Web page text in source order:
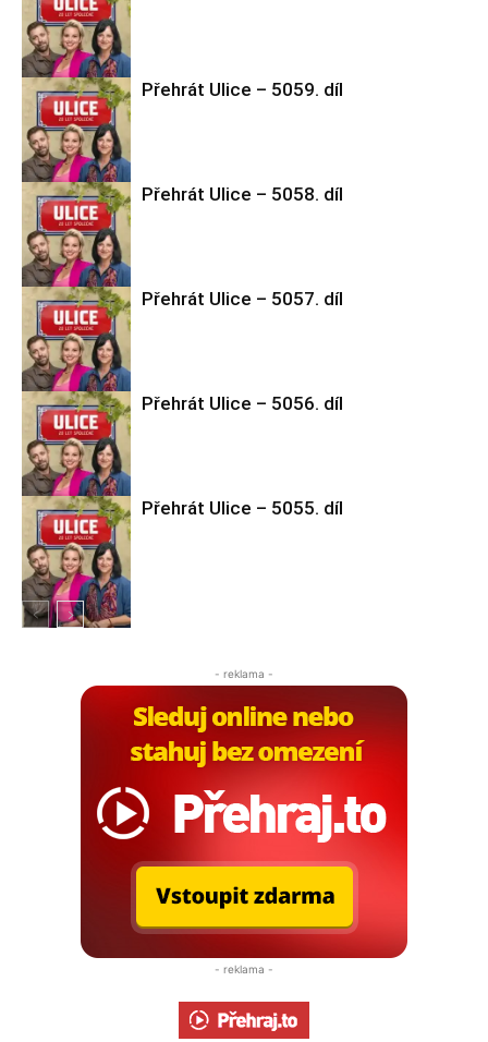
Ulice
Ulice
Ulice
Přehrát Ulice – 5059. díl
Ulice
Přehrát Ulice – 5058. díl
Ulice
Přehrát Ulice – 5057. díl
Ulice
Přehrát Ulice – 5056. díl
Přehrát Ulice – 5055. díl
- reklama -
- reklama -